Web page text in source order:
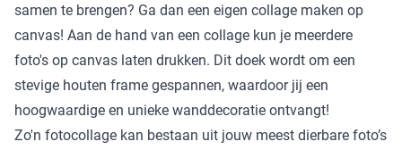
samen te brengen? Ga dan een eigen collage maken op
canvas! Aan de hand van een collage kun je meerdere
foto's op canvas laten drukken. Dit doek wordt om een
stevige houten frame gespannen, waardoor jij een
hoogwaardige en unieke wanddecoratie ontvangt!
Zo'n fotocollage kan bestaan uit jouw meest dierbare foto’s